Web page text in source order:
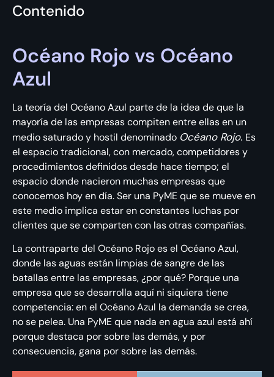
Contenido
Océano Rojo vs Océano
Azul
La teoría del Océano Azul parte de la idea de que la
mayoría de las empresas compiten entre ellas en un
medio saturado y hostil denominado Océano Rojo. Es
el espacio tradicional, con mercado, competidores y
procedimientos definidos desde hace tiempo; el
espacio donde nacieron muchas empresas que
conocemos hoy en día. Ser una PyME que se mueve en
este medio implica estar en constantes luchas por
clientes que se comparten con las otras compañías.
La contraparte del Océano Rojo es el Océano Azul,
donde las aguas están limpias de sangre de las
batallas entre las empresas, ¿por qué? Porque una
empresa que se desarrolla aquí ni siquiera tiene
competencia: en el Océano Azul la demanda se crea,
no se pelea. Una PyME que nada en agua azul está ahí
porque destaca por sobre las demás, y por
consecuencia, gana por sobre las demás.